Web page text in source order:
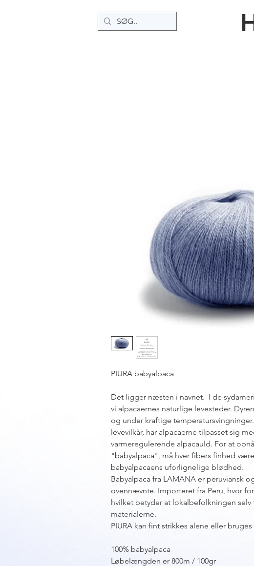
PIURA babyalpaca
Det ligger næsten i navnet. I de
vi alpacaernes naturlige levesteder.
og under kraftige
levevilkår, har alpacaerne tilpasset sig
varmeregulerende alpacauld. For at
"babyalpaca", må hver fibers finhed
babyalpacaens uforlignelige blødhed.
Babyalpaca fra LAMANA er peruviansk
ovennævnte. Importeret fra Peru, hvor
hvilket betyder at lokalbefolkningen
materialerne.
PIURA kan fint strikkes alene eller
100% babyalpaca
Løbelængden er 800m / 100gr